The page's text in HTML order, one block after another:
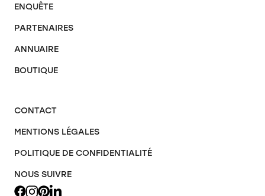
ENQUÊTE
PARTENAIRES
ANNUAIRE
BOUTIQUE
CONTACT
MENTIONS LÉGALES
POLITIQUE DE CONFIDENTIALITÉ
NOUS SUIVRE